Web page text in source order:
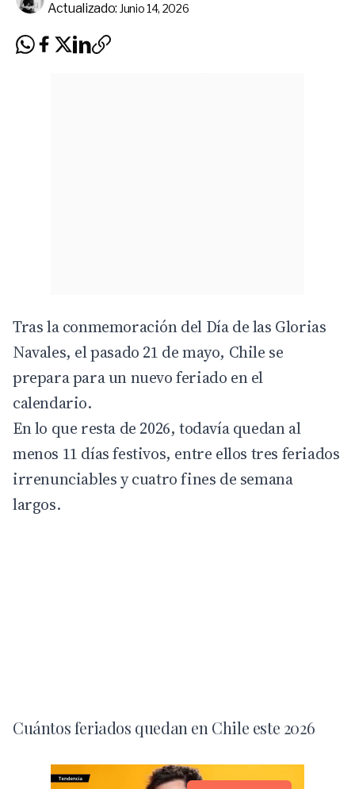
Actualizado: Junio 14, 2026
Tras la conmemoración del Día de las Glorias
Navales, el pasado 21 de mayo, Chile se
prepara para un nuevo feriado en el
calendario.
En lo que resta de 2026, todavía quedan al
menos 11 días festivos, entre ellos tres feriados
irrenunciables y cuatro fines de semana
largos.
Cuántos feriados quedan en Chile este 2026